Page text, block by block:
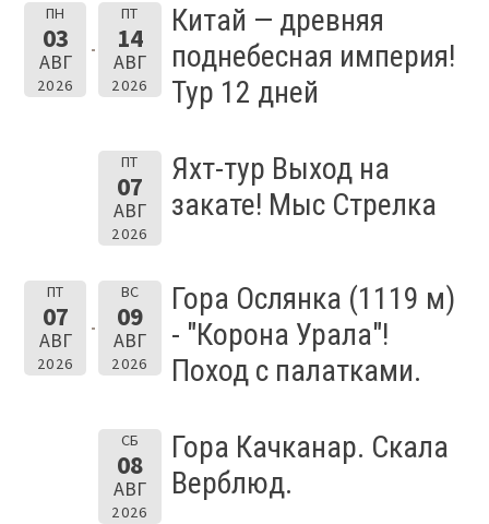
ПН
03
АВГ
2026
ПТ
14
АВГ
2026
Китай — древняя
поднебесная империя!
Тур 12 дней
ПТ
07
АВГ
2026
Яхт-тур Выход на
закате! Мыс Стрелка
ПТ
07
АВГ
2026
ВС
09
АВГ
2026
Гора Ослянка (1119 м)
- "Корона Урала"!
Поход с палатками.
СБ
08
АВГ
2026
Гора Качканар. Скала
Верблюд.